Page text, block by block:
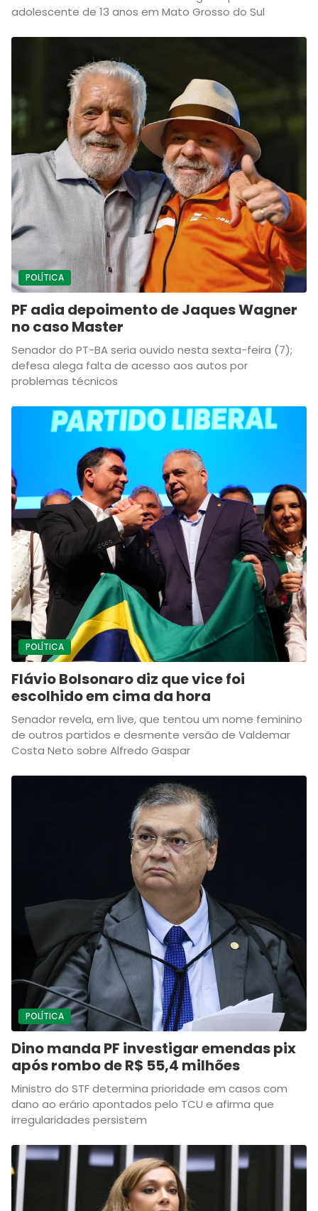
adolescente de 13 anos em Mato Grosso do Sul
POLÍTICA
PF adia depoimento de Jaques Wagner
no caso Master
Senador do PT-BA seria ouvido nesta sexta-feira (7);
defesa alega falta de acesso aos autos por
problemas técnicos
POLÍTICA
Flávio Bolsonaro diz que vice foi
escolhido em cima da hora
Senador revela, em live, que tentou um nome feminino
de outros partidos e desmente versão de Valdemar
Costa Neto sobre Alfredo Gaspar
POLÍTICA
Dino manda PF investigar emendas pix
após rombo de R$ 55,4 milhões
Ministro do STF determina prioridade em casos com
dano ao erário apontados pelo TCU e afirma que
irregularidades persistem